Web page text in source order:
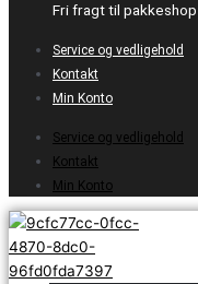
Fri fragt til
Service og vedligehold
Kontakt
Min Konto
Service og vedligehold
Kontakt
Min Konto